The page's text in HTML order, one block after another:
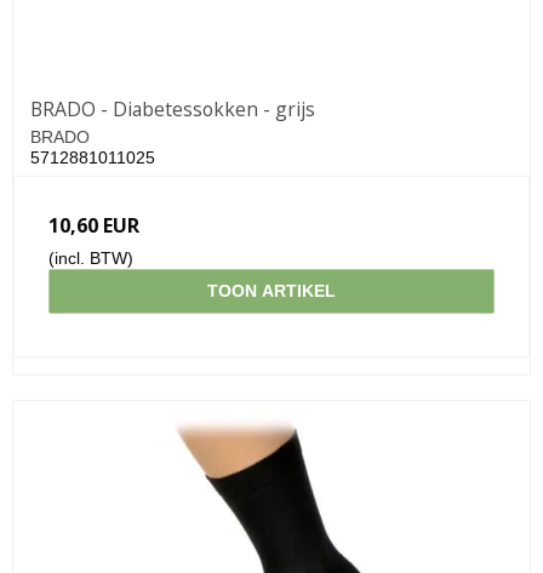
BRADO - Diabetessokken - grijs
BRADO
5712881011025
10,60 EUR
(incl. BTW)
TOON ARTIKEL